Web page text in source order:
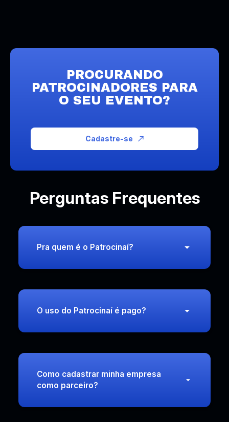
PROCURANDO
PATROCINADORES PARA
O SEU EVENTO?
Cadastre-se
Perguntas Frequentes
Pra quem é o Patrocinaí?
O uso do Patrocinaí é pago?
Como cadastrar minha empresa
como parceiro?